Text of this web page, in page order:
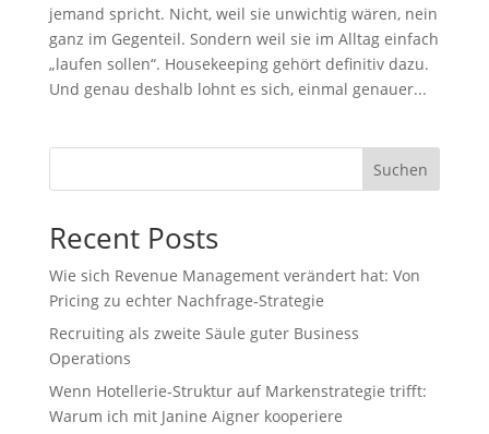
jemand spricht. Nicht, weil sie unwichtig wären, nein
ganz im Gegenteil. Sondern weil sie im Alltag einfach
„laufen sollen“. Housekeeping gehört definitiv dazu.
Und genau deshalb lohnt es sich, einmal genauer...
Suchen
Recent Posts
Wie sich Revenue Management verändert hat: Von
Pricing zu echter Nachfrage‑Strategie
Recruiting als zweite Säule guter Business
Operations
Wenn Hotellerie‑Struktur auf Markenstrategie trifft:
Warum ich mit Janine Aigner kooperiere